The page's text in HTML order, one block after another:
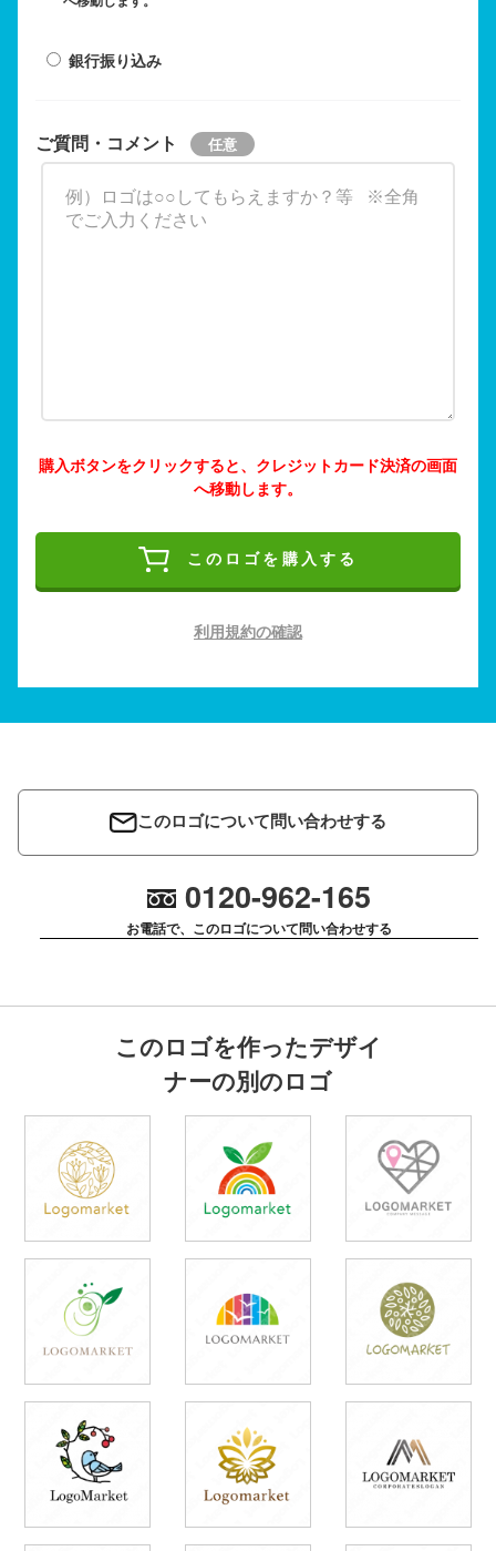
銀行振り込み
ご質問・コメント
購入ボタンをクリックすると、クレジットカード決済の画面
へ移動します。
このロゴを購入する
利用規約の確認
このロゴについて問い合わせする
0120-962-165
お電話で、このロゴについて問い合わせする
このロゴを作ったデザイ
ナーの別のロゴ